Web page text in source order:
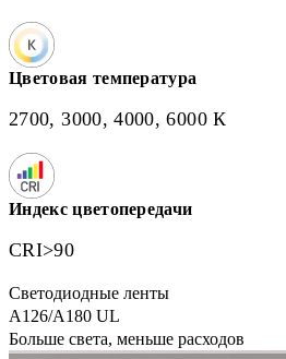
Цветовая температура
2700, 3000, 4000, 6000 К
Индекс цветопередачи
CRI>90
Светодиодные ленты
A126/A180 UL
Больше света, меньше расходов